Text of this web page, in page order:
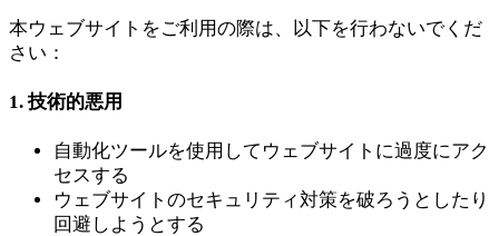
本ウェブサイトをご利用の際は、以下を行わないでくだ
さい：
1. 技術的悪用
自動化ツールを使用してウェブサイトに過度にアク
セスする
ウェブサイトのセキュリティ対策を破ろうとしたり
回避しようとする